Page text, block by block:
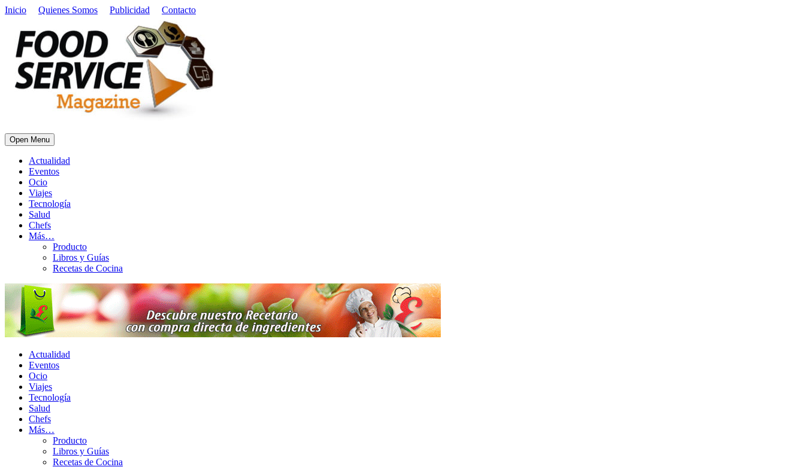
Inicio Quienes Somos Publicidad Contacto
Open Menu
Actualidad
Eventos
Ocio
Viajes
Tecnología
Salud
Chefs
Más…
Producto
Libros y Guías
Recetas de Cocina
Actualidad
Eventos
Ocio
Viajes
Tecnología
Salud
Chefs
Más…
Producto
Libros y Guías
Recetas de Cocina